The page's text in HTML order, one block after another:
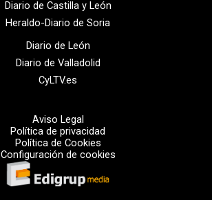
Diario de Castilla y León
Heraldo-Diario de Soria
Diario de León
Diario de Valladolid
CyLTV.es
Aviso Legal
Política de privacidad
Política de Cookies
Configuración de cookies